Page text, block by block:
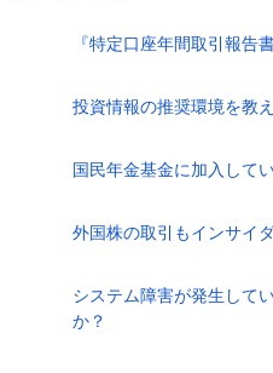
『特定口座年間取引報告
投資情報の推奨環境を教
国民年金基金に加入して
外国株の取引もインサイ
システム障害が発生して
か？